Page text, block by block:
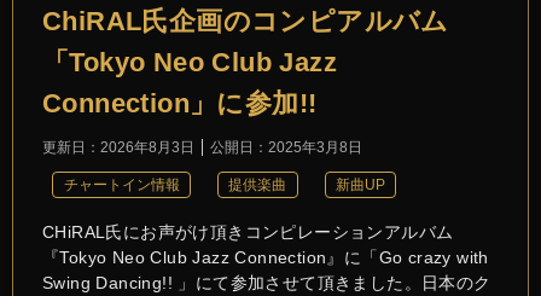
ChiRAL氏企画のコンピアルバム
「Tokyo Neo Club Jazz
Connection」に参加!!
更新日： 2026年8月3日 公開日： 2025年3月8日
チャートイン情報 提供楽曲 新曲UP
CHiRAL氏にお声がけ頂きコンピレーションアルバム
『Tokyo Neo Club Jazz Connection』に「Go crazy with
Swing Dancing!! 」にて参加させて頂きました。日本のク